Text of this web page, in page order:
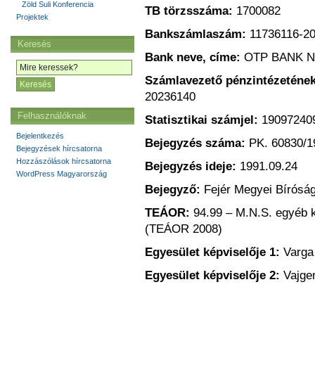
TB törzsszáma: 1700082
Bankszámlaszám: 11736116-
Bank neve, címe: OTP BANK
Számlavezető
20236140
Statisztikai számjel:
Bejegyzés száma: PK. 60830/
Bejegyzés ideje: 1991.09.24
Bejegyző: Fejér Megyei
TEÁOR: 94.99 – M.N.S. egyéb
(TEÁOR 2008)
Egyesület képviselője 1:
Egyesület képviselője 2:
Zöld Suli Konferencia
Projektek
Keresés
Felhasználóknak
Bejelentkezés
Bejegyzések hírcsatorna
Hozzászólások hírcsatorna
WordPress Magyarország